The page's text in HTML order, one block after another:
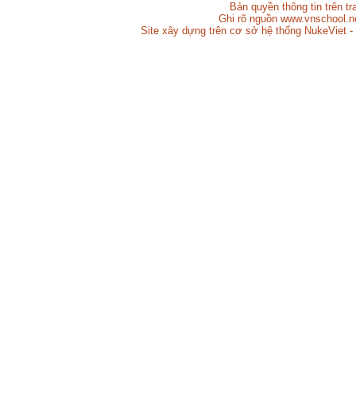
Bản quyền thông tin trên
Ghi rõ nguồn
Site xây dựng trên cơ sở hệ thống NukeViet